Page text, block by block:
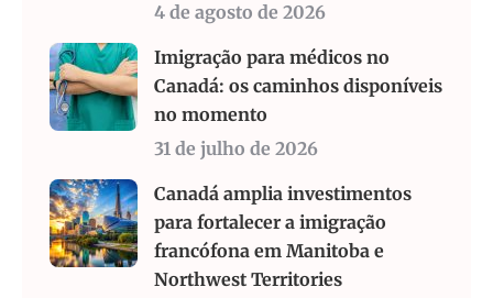
4 de agosto de 2026
Imigração para médicos no
Canadá: os caminhos disponíveis
no momento
31 de julho de 2026
Canadá amplia investimentos
para fortalecer a imigração
francófona em Manitoba e
Northwest Territories